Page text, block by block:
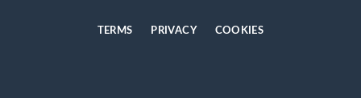
TERMS PRIVACY COOKIES